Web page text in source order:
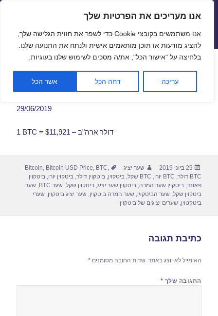
פתח
אנו מעריכים את הפרטיות שלך
אנו משתמשים בקובצי Cookie כדי לשפר את חווית הגלישה שלך,
להציג מודעות או תוכן מותאמים אישית ולנתח את התנועה שלנו.
בלחיצה על "אישור הכל", את/ה מסכים לשימוש שלנו בעוגיות.
עריכה דחה הכל אשר הכל
שערי חליפין יציגים – שער יציג
תפריטים
ווידג'טים
שער ביטקוין לתאריך 29/06/2019
29/06/2019
1 BTC = $11,921 – דולר ארה"ב
פורסם
בתאריך
29 ביוני 2019 מחבר
שער יציג תגיות Bitcoin, Bitcoin USD Price, BTC,
BTC דולר
, BTC יורו , BTC שקל ,ביטקוין,ביטקוין דולר,ביטקוין יורו,ביטקוין
פאונד,ביטקוין שער המרה,ביטקוין שער יציג,ביטקוין שקל,שער BTC ,שער
ביטקוין שקל,שער הביטקוין,שער המרה ביטקוין,שער יציג ביטקוין,שערי
ביטקטוין,שערים יציגים של ביטקוין
כתיבת תגובה
האימייל לא יוצג באתר. שדות החובה מסומנים*
התגובה שלך *